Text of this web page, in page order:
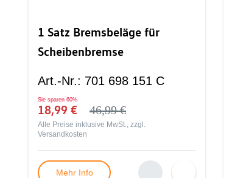
1 Satz Bremsbeläge für
Scheibenbremse
Art.-Nr.: 701 698 151 C
Sie sparen 60%
18,99 € 46,99 €
Alle Preise inklusive MwSt., zzgl.
Versandkosten
Mehr Info